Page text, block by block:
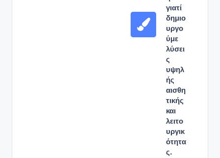
γιατί
δημιο
υργο
ύμε
λύσει
ς
υψηλ
ής
αισθη
τικής
και
λειτο
υργικ
ότητα
ς.